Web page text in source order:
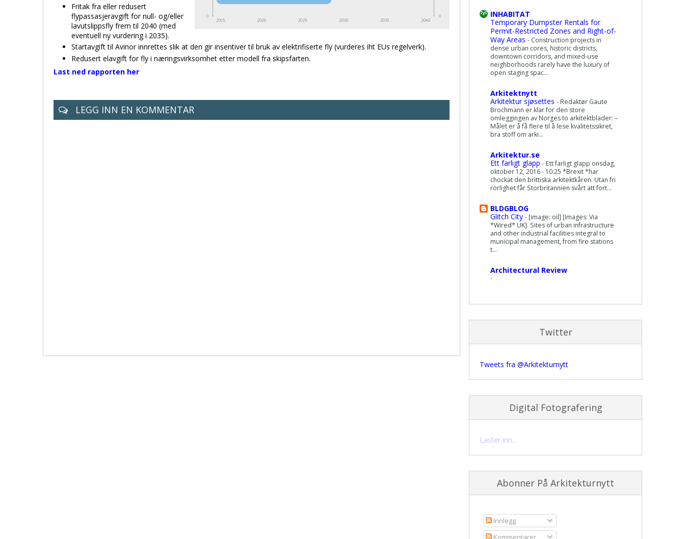
Fritak fra eller redusert
flypassasjeravgift for null- og/eller
lavutslippsfly frem til 2040 (med
eventuell ny vurdering i 2035).
Startavgift til Avinor innrettes slik at den gir insentiver til bruk av elektrifiserte fly (vurderes iht EUs regelverk).
Redusert elavgift for fly i næringsvirksomhet etter modell fra skipsfarten.
Last ned rapporten her
LEGG INN EN KOMMENTAR
INHABITAT
Temporary Dumpster Rentals for
Permit-Restricted Zones and Right-of-
Way Areas - Construction projects in
dense urban cores, historic districts,
downtown corridors, and mixed-use
neighborhoods rarely have the luxury of
open staging spac...
Arkitektnytt
Arkitektur sjøsettes - Redaktør Gaute
Brochmann er klar for den store
omleggingen av Norges to arkitektblader: –
Målet er å få flere til å lese kvalitetssikret,
bra stoff om arki...
Arkitektur.se
Ett farligt glapp - Ett farligt glapp onsdag,
oktober 12, 2016 - 10:25 *Brexit *har
chockat den brittiska arkitektkåren. Utan fri
rörlighet får Storbritannien svårt att fort...
BLDGBLOG
Glitch City - [image: oil] [Images: Via
*Wired* UK]. Sites of urban infrastructure
and other industrial facilities integral to
municipal management, from fire stations
t...
Architectural Review
-
Twitter
Tweets fra @Arkitekturnytt
Digital Fotografering
Laster inn...
Abonner På Arkitekturnytt
Innlegg
Kommentarer